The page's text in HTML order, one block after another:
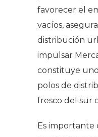
favorecer el
vacíos,
distribución
impulsar
constituye
polos de
fresco del sur
Es importante